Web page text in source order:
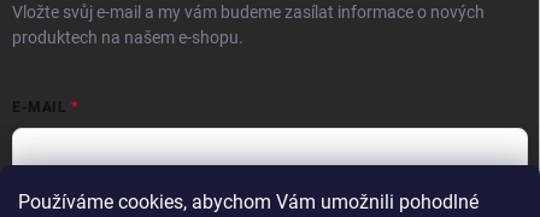
Používáme cookies, abychom Vám umožnili pohodlné
Vložte svůj e-mail a my vám budeme zasílat informace o nových
produktech na našem e-shopu.
E-MAIL